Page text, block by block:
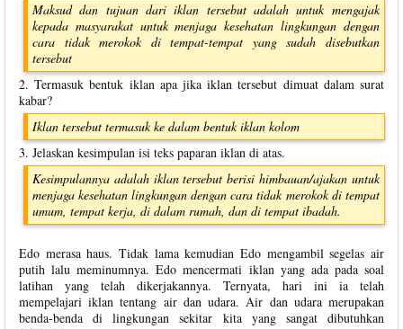
Maksud dan tujuan dari iklan tersebut adalah untuk mengajak
kepada masyarakat untuk menjaga kesehatan lingkungan dengan
cara tidak merokok di tempat-tempat yang sudah disebutkan
tersebut
2. Termasuk bentuk iklan apa jika iklan tersebut dimuat dalam surat
kabar?
Iklan tersebut termasuk ke dalam bentuk iklan kolom
3. Jelaskan kesimpulan isi teks paparan iklan di atas.
Kesimpulannya adalah iklan tersebut berisi himbauan/ajakan untuk
menjaga kesehatan lingkungan dengan cara tidak merokok di tempat
umum, tempat kerja, di dalam rumah, dan di tempat ibadah.
Edo merasa haus. Tidak lama kemudian Edo mengambil segelas air
putih lalu meminumnya. Edo mencermati iklan yang ada pada soal
latihan yang telah dikerjakannya. Ternyata, hari ini ia telah
mempelajari iklan tentang air dan udara. Air dan udara merupakan
benda-benda di lingkungan sekitar kita yang sangat dibutuhkan